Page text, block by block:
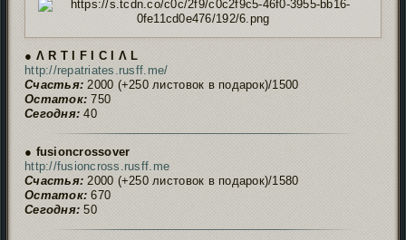
● Ʌ R T I F I C I Ʌ L
http://repatriates.rusff.me/
Счастья: 2000 (+250 листовок в подарок)/1500
Остаток: 750
Сегодня: 40
● fusioncrossover
http://fusioncross.rusff.me
Счастья: 2000 (+250 листовок в подарок)/1580
Остаток: 670
Сегодня: 50